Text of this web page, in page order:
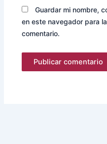
Guardar mi nombre,
en este navegador para
comentario.